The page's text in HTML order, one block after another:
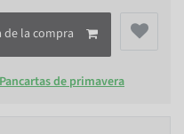
de la compra
Pancartas de primavera